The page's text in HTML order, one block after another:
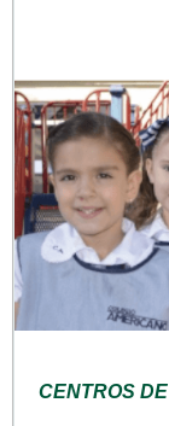
CENTROS